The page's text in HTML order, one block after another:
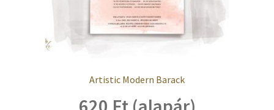
Artistic Modern Barack